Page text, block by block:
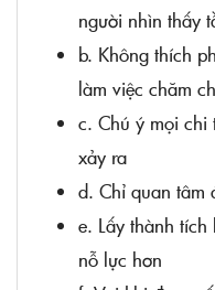
người nhìn thấy
b. Không thích
làm việc chăm
c. Chú ý mọi chi
xảy ra
d. Chỉ quan tâm
e. Lấy thành
nỗ lực hơn